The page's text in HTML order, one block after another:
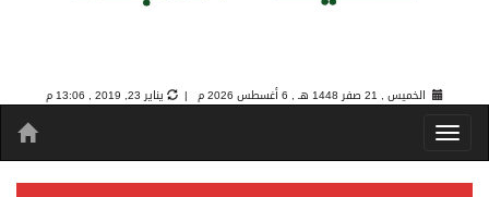
الخميس , 21 صفر 1448 هـ , 6 أغسطس 2026 م | يناير 23, 2019 , 13:06 م